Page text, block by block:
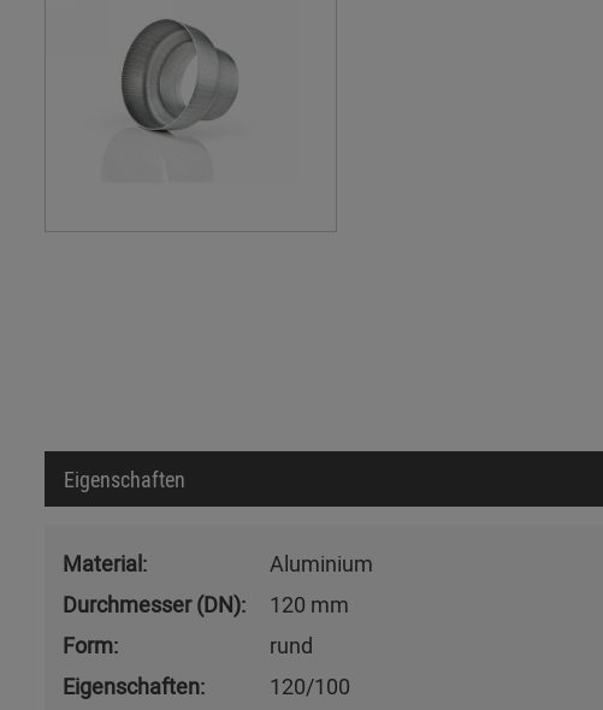
Eigenschaften
Material:
Aluminium
Durchmesser (DN):
120 mm
Form:
rund
Eigenschaften:
120/100